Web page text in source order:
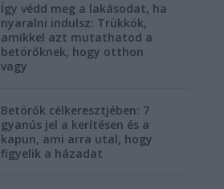
Így védd meg a lakásodat, ha
nyaralni indulsz: Trükkök,
amikkel azt mutathatod a
betörőknek, hogy otthon
vagy
Betörők célkeresztjében: 7
gyanús jel a kerítésen és a
kapun, ami arra utal, hogy
figyelik a házadat